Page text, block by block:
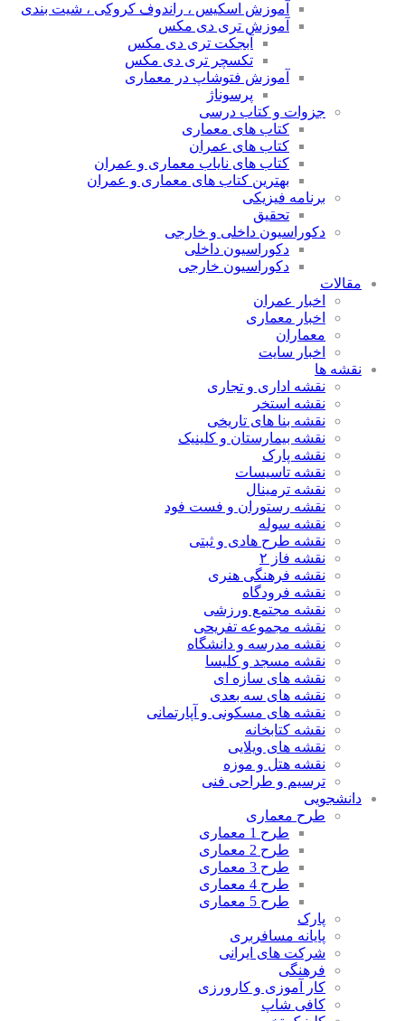
آموزش اسکیس ، راندوف کروکی ، شیت بندی
آموزش تری دی مکس
آبجکت تری دی مکس
تکسچر تری دی مکس
آموزش فتوشاپ در معماری
پرسوناژ
جزوات و کتاب درسی
کتاب های معماری
کتاب های عمران
کتاب های نایاب معماری و عمران
بهترین کتاب های معماری و عمران
برنامه فیزیکی
تحقیق
دکوراسیون داخلی و خارجی
دکوراسیون داخلی
دکوراسیون خارجی
مقالات
اخبار عمران
اخبار معماری
معماران
اخبار سایت
نقشه ها
نقشه اداری و تجاری
نقشه استخر
نقشه بنا های تاریخی
نقشه بیمارستان و کلینیک
نقشه پارک
نقشه تاسیسات
نقشه ترمینال
نقشه رستوران و فست فود
نقشه سوله
نقشه طرح هادی و ثبتی
نقشه فاز ۲
نقشه فرهنگی هنری
نقشه فرودگاه
نقشه مجتمع ورزشی
نقشه مجموعه تفریحی
نقشه مدرسه و دانشگاه
نقشه مسجد و کلیسا
نقشه های سازه ای
نقشه های سه بعدی
نقشه های مسکونی و آپارتمانی
نقشه کتابخانه
نقشه های ویلایی
نقشه هتل و موزه
ترسیم و طراحی فنی
دانشجویی
طرح معماری
طرح 1 معماری
طرح 2 معماری
طرح 3 معماری
طرح 4 معماری
طرح 5 معماری
پارک
پایانه مسافربری
شرکت های ایرانی
فرهنگی
کار آموزی و کارورزی
کافی شاپ